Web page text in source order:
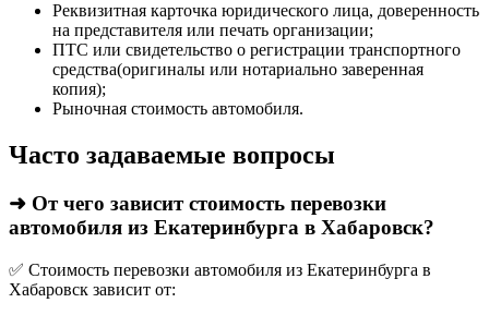
Реквизитная карточка юридического лица, доверенность
на представителя или печать организации;
ПТС или свидетельство о регистрации транспортного
средства(оригиналы или нотариально заверенная
копия);
Рыночная стоимость автомобиля.
Часто задаваемые вопросы
➜ От чего зависит стоимость перевозки
автомобиля из Екатеринбурга в Хабаровск?
✅ Стоимость перевозки автомобиля из Екатеринбурга в
Хабаровск зависит от: